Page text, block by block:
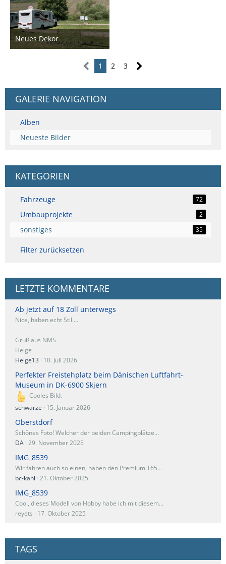
Neues Dekor
14. Mai 2025
1 2 3
GALERIE NAVIGATION
Alben
Neueste Bilder
KATEGORIEN
Fahrzeuge 72
Umbauprojekte 2
sonstiges 35
Filter zurücksetzen
LETZTE KOMMENTARE
Ab jetzt auf 18 Zoll unterwegs
Nice, haben echt Stil....
Gruß aus NMS
Helge
Helge13
10. Juli 2026
Perfekter Freistehplatz beim Dänischen Luftfahrt-
Museum in DK-6900 Skjern
Cooles Bild.
schwarze
15. Januar 2026
Oberstdorf
Schönes Foto! Welcher der beiden Campingplätze…
DA 29. November 2025
IMG_8539
Wir fahren auch so einen, haben den Premium T65…
bc-kahl 21. Oktober 2025
IMG_8539
Cool, dieses Modell von Hobby habe ich mit diesem…
reyets
17. Oktober 2025
TAGS